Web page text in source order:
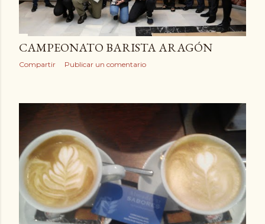
CAMPEONATO BARISTA ARAGÓN
Compartir Publicar un comentario